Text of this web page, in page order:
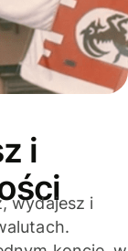
i
wydajesz i